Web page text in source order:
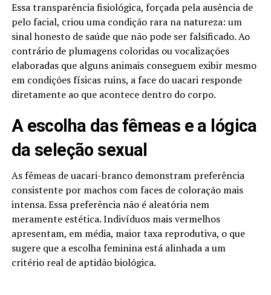
Essa transparência fisiológica, forçada pela ausência de
pelo facial, criou uma condição rara na natureza: um
sinal honesto de saúde que não pode ser falsificado. Ao
contrário de plumagens coloridas ou vocalizações
elaboradas que alguns animais conseguem exibir mesmo
em condições físicas ruins, a face do uacari responde
diretamente ao que acontece dentro do corpo.
A escolha das fêmeas e a lógica
da seleção sexual
As fêmeas de uacari-branco demonstram preferência
consistente por machos com faces de coloração mais
intensa. Essa preferência não é aleatória nem
meramente estética. Indivíduos mais vermelhos
apresentam, em média, maior taxa reprodutiva, o que
sugere que a escolha feminina está alinhada a um
critério real de aptidão biológica.